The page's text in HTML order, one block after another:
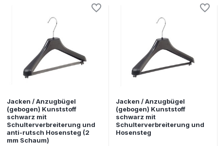
Jacken / Anzugbügel
(gebogen) Kunststoff
schwarz mit
Schulterverbreiterung und
anti-rutsch Hosensteg (2
mm Schaum)
Jacken / Anzugbügel
(gebogen) Kunststoff
schwarz mit
Schulterverbreiterung und
Hosensteg